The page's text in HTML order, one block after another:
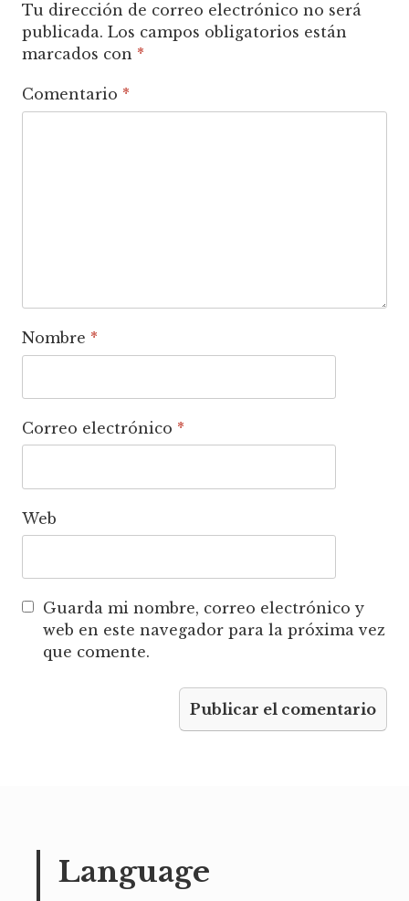
Tu dirección de correo electrónico no será
publicada. Los campos obligatorios están
marcados con *
Comentario *
Nombre *
Correo electrónico *
Web
Guarda mi nombre, correo electrónico y
web en este navegador para la próxima vez
que comente.
Language